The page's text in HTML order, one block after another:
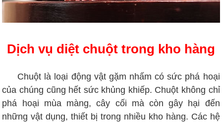
Dịch vụ diệt chuột trong kho hàng
Chuột là loại động vật gặm nhấm có sức phá hoại
của chúng cũng hết sức khủng khiếp. Chuột không chỉ
phá hoại mùa màng, cây cối mà còn gây hại đến
những vật dụng, thiết bị trong nhiều kho hàng. Các hệ